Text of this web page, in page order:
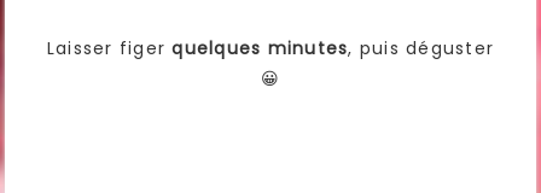
Laisser figerquelques minutes, puis déguster
😀